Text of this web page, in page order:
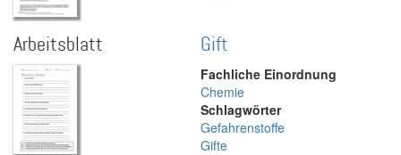
Arbeitsblatt Gift
Fachliche Einordnung
Chemie
Schlagwörter
Gefahrenstoffe
Gifte